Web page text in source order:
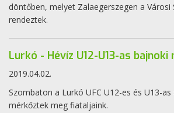
döntőben, melyet Zalaegerszegen a Városi
rendeztek.
Lurkó - Hévíz U12-U13-as
2019.04.02.
Szombaton a Lurkó UFC U12-es és U13-
mérkőztek meg fiataljaink.